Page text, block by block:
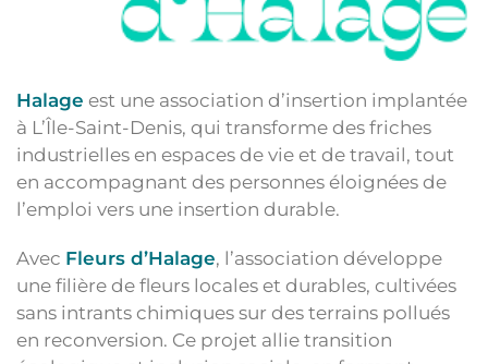
Halage est une association d’insertion implantée
à L’Île-Saint-Denis, qui transforme des friches
industrielles en espaces de vie et de travail, tout
en accompagnant des personnes éloignées de
l’emploi vers une insertion durable.
Avec Fleurs d’Halage, l’association développe
une filière de fleurs locales et durables, cultivées
sans intrants chimiques sur des terrains pollués
en reconversion. Ce projet allie transition